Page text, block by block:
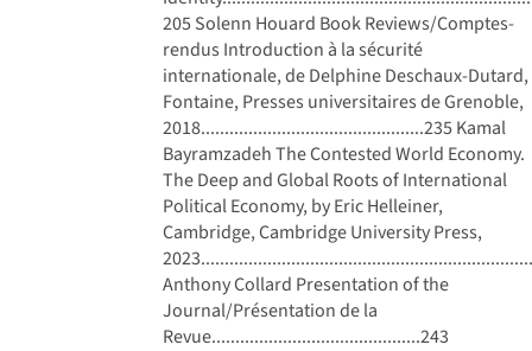
205 Solenn Houard Book Reviews/Comptes-
rendus Introduction à la sécurité
internationale, de Delphine Deschaux-Dutard,
Fontaine, Presses universitaires de Grenoble,
2018...............................................235 Kamal
Bayramzadeh The Contested World Economy.
The Deep and Global Roots of International
Political Economy, by Eric Helleiner,
Cambridge, Cambridge University Press,
Anthony Collard Presentation of the
Journal/Présentation de la
Revue............................................243